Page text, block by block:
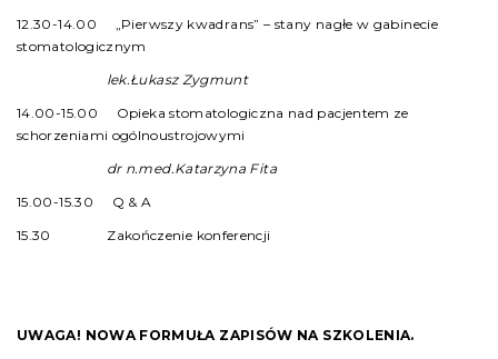
12.30-14.00 „Pierwszy kwadrans” – stany nagłe w gabinecie
stomatologicznym
lek.Łukasz Zygmunt
14.00-15.00 Opieka stomatologiczna nad pacjentem ze
schorzeniami ogólnoustrojowymi
dr n.med.Katarzyna Fita
15.00-15.30 Q & A
15.30 Zakończenie konferencji
UWAGA! NOWA FORMUŁA ZAPISÓW NA SZKOLENIA.